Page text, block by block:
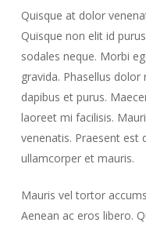
Quisque at dolor
Quisque non elit id
sodales neque. Morbi
gravida. Phasellus
dapibus et purus.
laoreet mi facilisis.
venenatis. Praesent est
ullamcorper et mauris.
Mauris vel tortor
Aenean ac eros libero.